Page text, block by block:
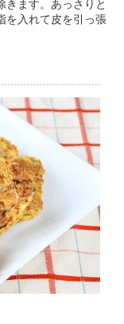
きます。あっさりと
を入れて皮を引っ張